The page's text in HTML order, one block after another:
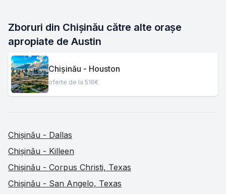
Zboruri din Chișinău către alte orașe
apropiate de Austin
Chișinău - Houston
oferte de la 516€
Chișinău - Dallas
Chișinău - Killeen
Chișinău - Corpus Christi, Texas
Chișinău - San Angelo, Texas